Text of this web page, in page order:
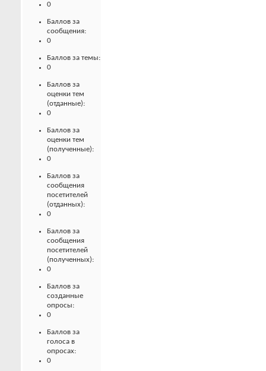
0
Баллов за
сообщения:
0
Баллов за темы:
0
Баллов за
оценки тем
(отданные):
0
Баллов за
оценки тем
(полученные):
0
Баллов за
сообщения
посетителей
(отданных):
0
Баллов за
сообщения
посетителей
(полученных):
0
Баллов за
созданные
опросы:
0
Баллов за
голоса в
опросах:
0